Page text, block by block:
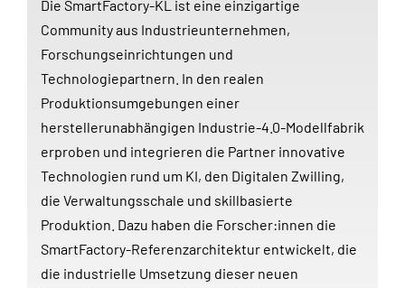
Die SmartFactory-KL ist eine einzigartige
Community aus Industrieunternehmen,
Forschungseinrichtungen und
Technologiepartnern. In den realen
Produktionsumgebungen einer
herstellerunabhängigen Industrie-4.0-Modellfabrik
erproben und integrieren die Partner innovative
Technologien rund um KI, den Digitalen Zwilling,
die Verwaltungsschale und skillbasierte
Produktion. Dazu haben die Forscher:innen die
SmartFactory-Referenzarchitektur entwickelt, die
die industrielle Umsetzung dieser neuen